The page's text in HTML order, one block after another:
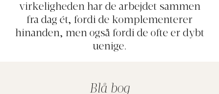
virkeligheden har de arbejdet sammen
fra dag ét, fordi de komplementerer
hinanden, men også fordi de ofte er dybt
uenige.
Blå bog